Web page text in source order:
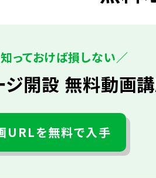
っておけば損しない／
ジ開設 無料動画
URLを無料で入手